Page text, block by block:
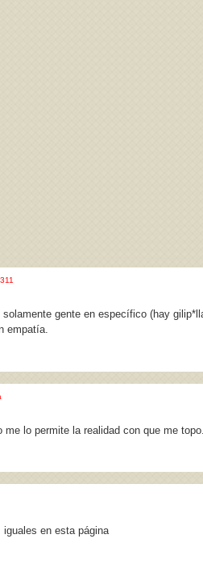
solamente gente en específico (hay
empatía.
me lo permite la realidad con que me topo.
en esta página